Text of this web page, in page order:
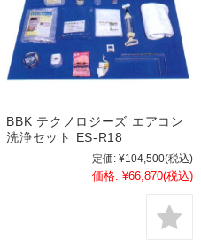
BBK テクノロジーズ エアコン
洗浄セット ES-R18
定価: ¥104,500(税込)
価格: ¥66,870(税込)